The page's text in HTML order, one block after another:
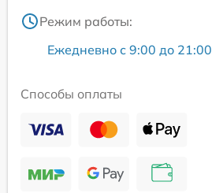
Режим работы:
Ежедневно с 9:00 до 21:00
Способы оплаты